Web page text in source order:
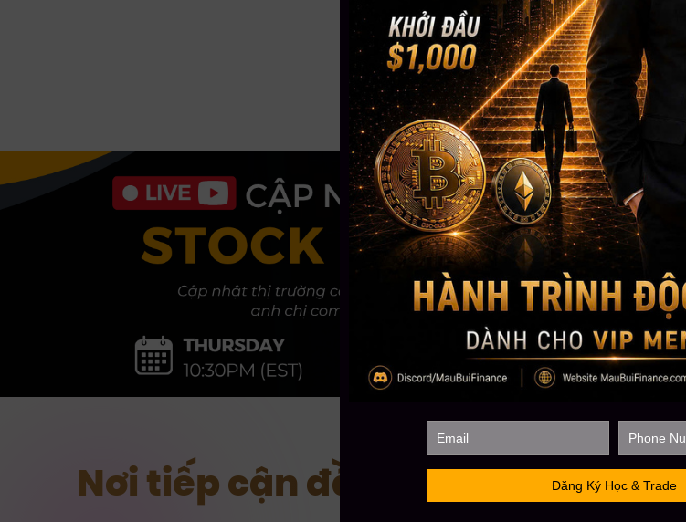
Với kinh nghiệm chinh
lượng học viên trên
CEO Mau Bui sẽ là
Nơi tiếp cận đầu tư bài bản nhất